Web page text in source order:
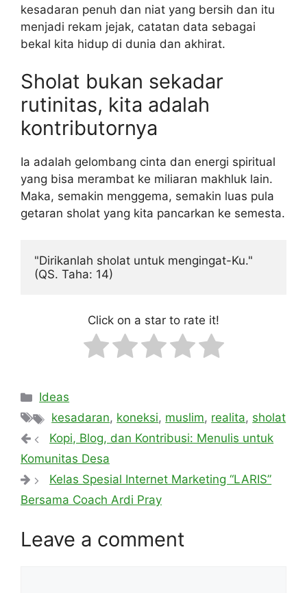
kesadaran penuh dan niat yang bersih dan itu
menjadi rekam jejak, catatan data sebagai
bekal kita hidup di dunia dan akhirat.
Sholat bukan sekadar
rutinitas, kita adalah
kontributornya
Ia adalah gelombang cinta dan energi spiritual
yang bisa merambat ke miliaran makhluk lain.
Maka, semakin menggema, semakin luas pula
getaran sholat yang kita pancarkan ke semesta.
"Dirikanlah sholat untuk mengingat-Ku."
(QS. Taha: 14)
Click on a star to rate it!
Categories
Ideas
Tags
kesadaran, koneksi, muslim, realita, sholat
Kopi, Blog, dan Kontribusi: Menulis untuk
Komunitas Desa
Kelas Spesial Internet Marketing “LARIS”
Bersama Coach Ardi Pray
Leave a comment